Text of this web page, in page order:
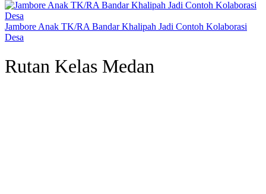
Jambore Anak TK/RA Bandar Khalipah Jadi Contoh Kolaborasi
Desa
Rutan Kelas Medan